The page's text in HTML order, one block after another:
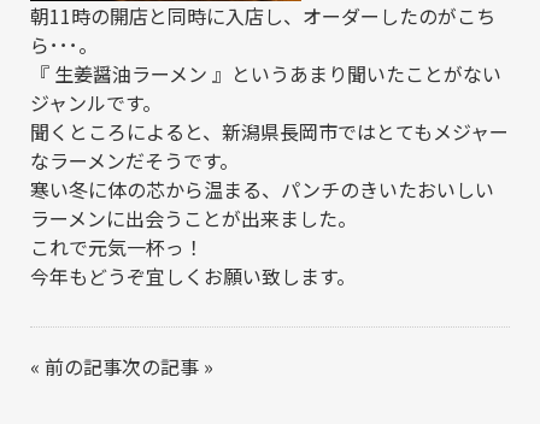
朝11時の開店と同時に入店し、オーダーしたのがこち
ら･･･。
『 生姜醤油ラーメン 』というあまり聞いたことがない
ジャンルです。
聞くところによると、新潟県長岡市ではとてもメジャー
なラーメンだそうです。
寒い冬に体の芯から温まる、パンチのきいたおいしい
ラーメンに出会うことが出来ました。
これで元気一杯っ！
今年もどうぞ宜しくお願い致します。
« 前の記事次の記事 »